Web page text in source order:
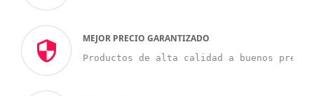
MEJOR PRECIO GARANTIZADO
Productos de alta calidad a buenos